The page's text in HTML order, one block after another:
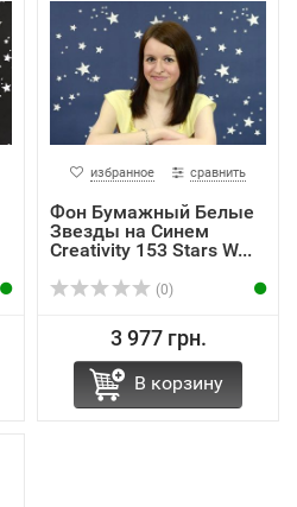
избранное сравнить
Фон Бумажный Белые
Звезды на Синем
Creativity 153 Stars W...
(0)
3 977 грн.
В корзину